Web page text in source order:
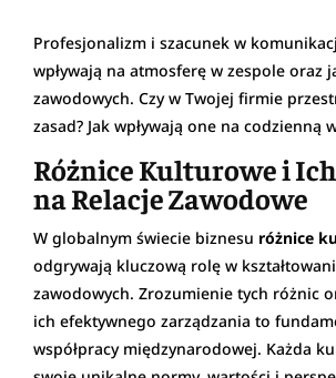
Profesjonalizm i szacunek w
wpływają na atmosferę w zespole oraz
zawodowych. Czy w Twojej firmie
zasad? Jak wpływają one na codzienną
Różnice Kulturowe i
na Relacje Zawodowe
W globalnym świecie biznesu różnice
odgrywają kluczową rolę w
zawodowych. Zrozumienie tych różnic
ich efektywnego zarządzania to
współpracy międzynarodowej. Każda